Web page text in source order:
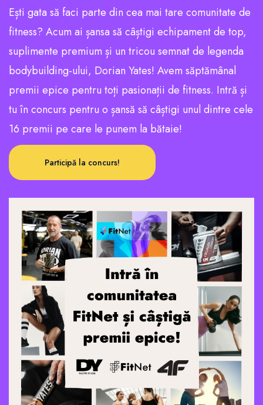
Ești gata să faci parte din cea mai tare comunitate de
fitness? Acum ai șansa să câștigi echipament de top,
suplimente premium și un tricou semnat de legenda
bodybuilding-ului, Dorian Yates! Avem săptămânal
premii epice pentru toți pasionații de fitness. Intră și
tu în concurs pentru o șansă să câștigi unul dintre cele
16 premii pe care le punem la bătaie!
Participă la concurs!